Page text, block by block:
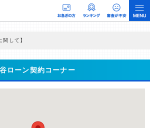
関して】
はなく、当編集部の調査／ユーザーへの口コミ収集な
た情報提供を行っています。
ローン契約コーナー